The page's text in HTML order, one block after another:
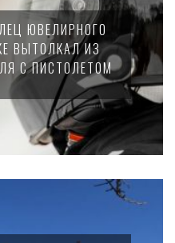
ЮВЕЛИРНОГО
ВЫТОЛКАЛ ИЗ
С ПИСТОЛЕТОМ